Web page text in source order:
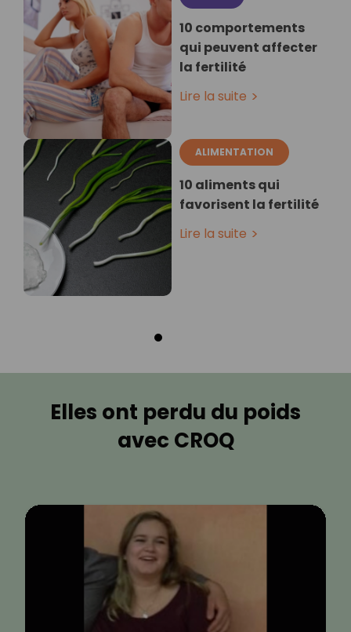
10 comportements
qui peuvent affecter
la fertilité
Lire la suite
ALIMENTATION
10 aliments qui
favorisent la fertilité
Lire la suite
Elles ont perdu du poids
avec CROQ